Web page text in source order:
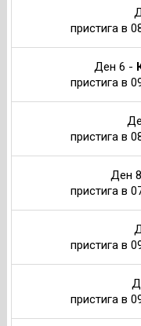
пристига в
Ден 6 -
пристига в
пристига в
Ден
пристига в
пристига в
пристига в